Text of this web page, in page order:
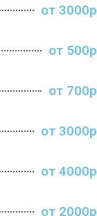
от 3000р
от 500р
от 700р
от 3000р
от 4000р
от 2000р